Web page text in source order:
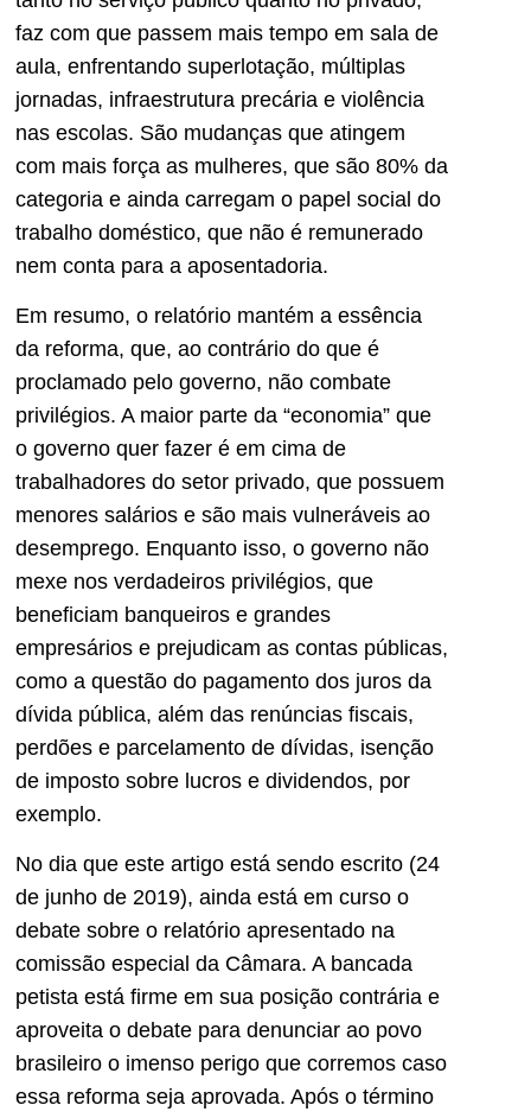
faz com que passem mais tempo em sala de
aula, enfrentando superlotação, múltiplas
jornadas, infraestrutura precária e violência
nas escolas. São mudanças que atingem
com mais força as mulheres, que são 80% da
categoria e ainda carregam o papel social do
trabalho doméstico, que não é remunerado
nem conta para a aposentadoria.
Em resumo, o relatório mantém a essência
da reforma, que, ao contrário do que é
proclamado pelo governo, não combate
privilégios. A maior parte da “economia” que
o governo quer fazer é em cima de
trabalhadores do setor privado, que possuem
menores salários e são mais vulneráveis ao
desemprego. Enquanto isso, o governo não
mexe nos verdadeiros privilégios, que
beneficiam banqueiros e grandes
empresários e prejudicam as contas públicas,
como a questão do pagamento dos juros da
dívida pública, além das renúncias fiscais,
perdões e parcelamento de dívidas, isenção
de imposto sobre lucros e dividendos, por
exemplo.
No dia que este artigo está sendo escrito (24
de junho de 2019), ainda está em curso o
debate sobre o relatório apresentado na
comissão especial da Câmara. A bancada
petista está firme em sua posição contrária e
aproveita o debate para denunciar ao povo
brasileiro o imenso perigo que corremos caso
essa reforma seja aprovada. Após o término